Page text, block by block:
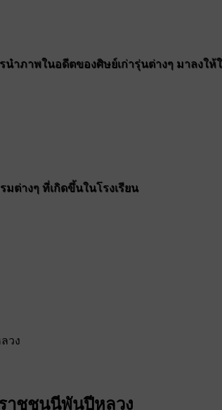
นำภาพในอดีตของศิษย์เก่ารุ่นต่างๆ มาลงใ
ต่างๆ ที่เกิดขึ้นในโรงเรียน
วง
าชชนนีพันปีหลวง